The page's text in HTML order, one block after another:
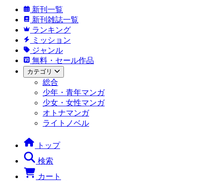
新刊一覧
新刊雑誌一覧
ランキング
ミッション
ジャンル
無料・セール作品
カテゴリ
総合
少年・青年マンガ
少女・女性マンガ
オトナマンガ
ライトノベル
トップ
検索
カート